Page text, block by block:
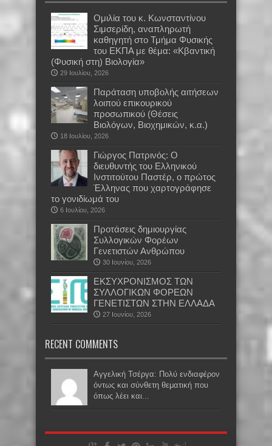
Oμιλία του κ. Κωνσταντίνου
Σιμσερίδη, αναπληρωτή
καθηγητή στο Τμήμα Φυσικής
του ΕΚΠΑ με θέμα: «Κβαντική
(Φυσική στη) Βιολογία»
29 Ιουλίου, 2026
Παράταση υποβολής αιτήσεων
λοιπού επικουρικού
προσωπικού (Θέσεις
Βιολόγων, Βιοχημικών, κ.α.)
18 Ιουλίου, 2026
Γιώργος Πατρινός: Ο
διευθυντής του Ελληνικού
Ινστιτούτου Παστέρ, ο πρώτος
Έλληνας που χαρτογράφησε
το γονιδίωμά του
6 Ιουλίου, 2026
Προτάσεις δημιουργίας
Συλλογικών Φορέων
Γενετιστών Ανθρώπου
30 Ιουνίου, 2026
EKΣΥΧΡΟΝΙΣΜΟΣ ΤΩΝ
ΣΥΛΛΟΓΙΚΩΝ ΦΟΡΕΩΝ
ΓΕΝΕΤΙΣΤΩΝ ΣΤΗΝ ΕΛΛΑΔΑ
27 Ιουνίου, 2026
RECENT COMMENTS
Αγγελική Τσέργα: Πολύ ενδιαφέρον
όντως και σύνθετη θεματική που
όπως λέει και...